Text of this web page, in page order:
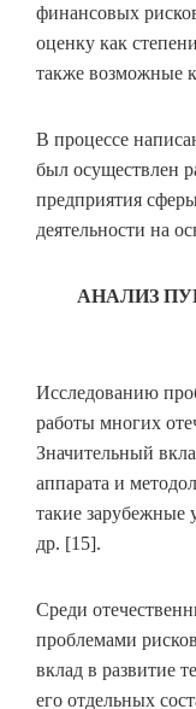
финансовых
оценку как
также возможные
В процессе
был осуществлен
предприятия
деятельности на
АНАЛИЗ
Исследованию
работы многих
Значительный
аппарата и
такие
др. [15].
Среди
проблемами
вклад в развитие
его отдельных